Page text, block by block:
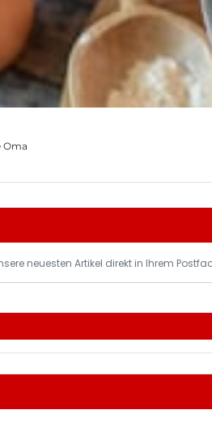
Oma
neuesten Artikel direkt in Ihrem